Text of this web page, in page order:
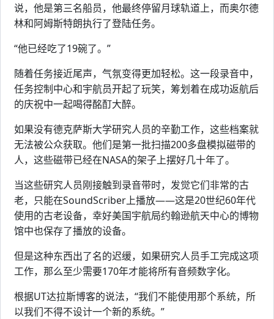
说，他是第三名船员，他最终停留月球轨道上，而奥尔德
林和阿姆斯特朗执行了登陆任务。
“他已经吃了19碗了。”
随着任务接近尾声，气氛变得更加轻松。这一段录音中，
任务控制中心和宇航员开起了玩笑，筹划着在成功返航后
的庆祝中一起喝得酩酊大醉。
如果没有德克萨斯大学研究人员的辛勤工作，这些档案就
无法被公众获取。他们是第一批扫描200多盘模拟磁带的
人，这些磁带已经在NASA的架子上摆好几十年了。
当这些研究人员刚接触到录音带时，发觉它们非常的古
老，只能在SoundScriber上播放——这是20世纪60年代
使用的古老设备，幸好美国宇航局约翰逊航天中心的博物
馆中也保存了播放的设备。
但是这种东西出了名的迟缓，如果研究人员手工完成这项
工作，那么至少需要170年才能将所有音频数字化。
根据UT达拉斯博客的说法，“我们不能使用那个系统，所
以我们不得不设计一个新的系统。”